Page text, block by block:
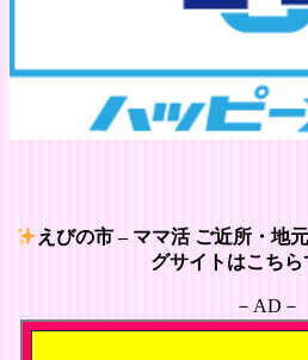
えびの市 – ママ活 ご近所・地
グサイトはこちら
－AD－